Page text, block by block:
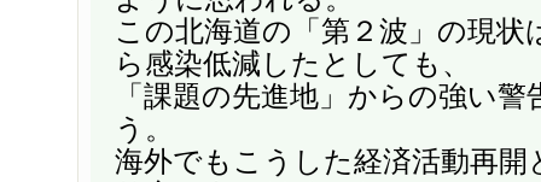
この北海道の「第２波」の現状
ら感染低減したとしても、
「課題の先進地」からの強い
う。
海外でもこうした経済活動再開